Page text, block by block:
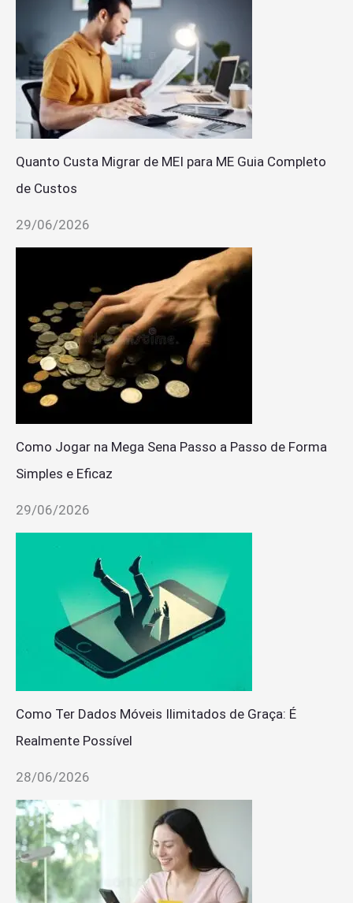
Quanto Custa Migrar de MEI para ME Guia Completo
de Custos
29/06/2026
Como Jogar na Mega Sena Passo a Passo de Forma
Simples e Eficaz
29/06/2026
Como Ter Dados Móveis Ilimitados de Graça: É
Realmente Possível
28/06/2026